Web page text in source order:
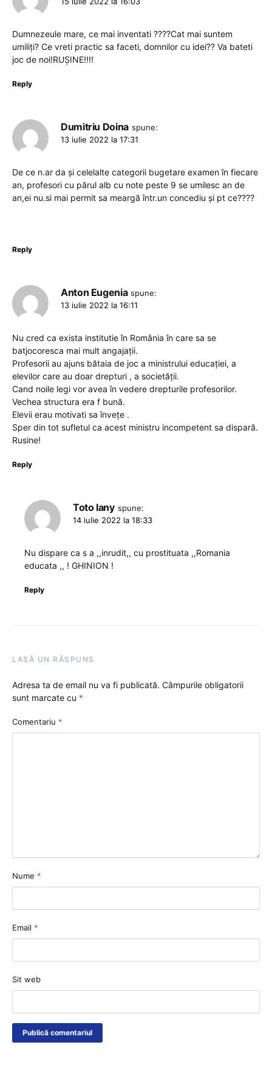
Dumnezeule mare, ce mai inventati ????Cat mai suntem
umiliți? Ce vreti practic sa faceti, domnilor cu idei?? Va bateti
joc de noi!RUȘINE!!!!
Reply
Dumitriu Doina spune:
13 iulie 2022 la 17:31
De ce n.ar da și celelalte categorii bugetare examen în fiecare
an, profesori cu părul alb cu note peste 9 se umilesc an de
an,ei nu.si mai permit sa meargă într.un concediu și pt ce????
Reply
Anton Eugenia spune:
13 iulie 2022 la 16:11
Nu cred ca exista institutie în România în care sa se
batjocoresca mai mult angajații.
Profesorii au ajuns bătaia de joc a ministrului educației, a
elevilor care au doar drepturi , a societății.
Cand noile legi vor avea în vedere drepturile profesorilor.
Vechea structura era f bună.
Elevii erau motivati sa învețe .
Sper din tot sufletul ca acest ministru incompetent sa dispară.
Rusine!
Reply
Toto Iany spune:
14 iulie 2022 la 18:33
Nu dispare ca s a ,,inrudit,, cu prostituata ,,Romania
educata ,, ! GHINION !
Reply
LASĂ UN RĂSPUNS
Adresa ta de email nu va fi publicată. Câmpurile obligatorii
sunt marcate cu *
Comentariu *
Nume *
Email *
Sit web